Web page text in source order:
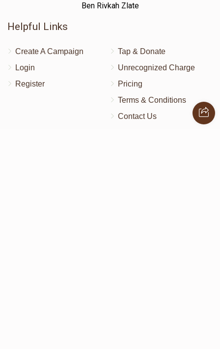
Ben Rivkah Zlate
Helpful Links
Create A Campaign
Login
Register
Tap & Donate
Unrecognized Charge
Pricing
Terms & Conditions
Contact Us